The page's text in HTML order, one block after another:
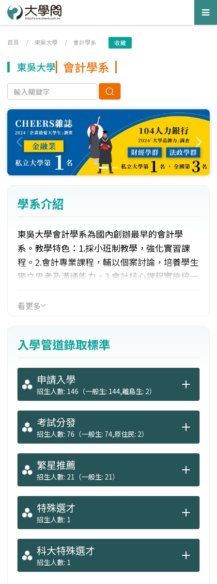
首頁 / 東吳大學 / 會計學系 收藏
東吳大學 會計學系
學系介紹
東吳大學會計學系為國內創辦最早的會計學
系。教學特色：1.採小班制教學，強化實習課
程。2.會計專業課程，輔以個案討論，培養學生
獨立思考及溝通能力。3.會計核心課程實施統一
實學識基礎。4.規劃會計資訊專業課程，以增進
岸著名學者任教，並加強國內外校際間交流，
為全國會計學系之先驅。設有學士班、碩士班
供港澳僑生就讀。
看更多
入學管道錄取標準
申請入學
招生人數: 146（一般生: 144,離島生: 2）
考試分發
招生人數: 76（一般生: 74,原住民: 2）
繁星推薦
招生人數: 21（一般生: 21）
特殊選才
招生人數: 1
科大特殊選才
招生人數: 1